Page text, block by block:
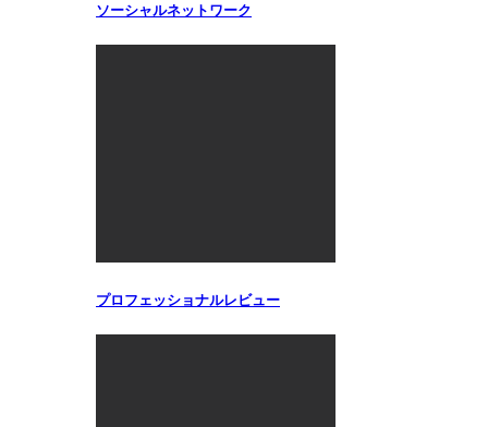
ソーシャルネットワーク
プロフェッショナルレビュー